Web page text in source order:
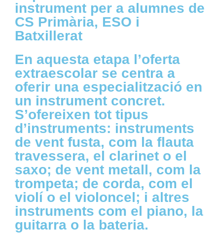
instrument per a alumnes de
CS Primària, ESO i
Batxillerat
En aquesta etapa l’oferta
extraescolar se centra a
oferir una especialització en
un instrument concret.
S’ofereixen tot tipus
d’instruments: instruments
de vent fusta, com la flauta
travessera, el clarinet o el
saxo; de vent metall, com la
trompeta; de corda, com el
violí o el violoncel; i altres
instruments com el piano, la
guitarra o la bateria.